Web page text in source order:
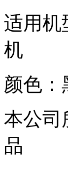
适用机
机
颜色：
本公司
品